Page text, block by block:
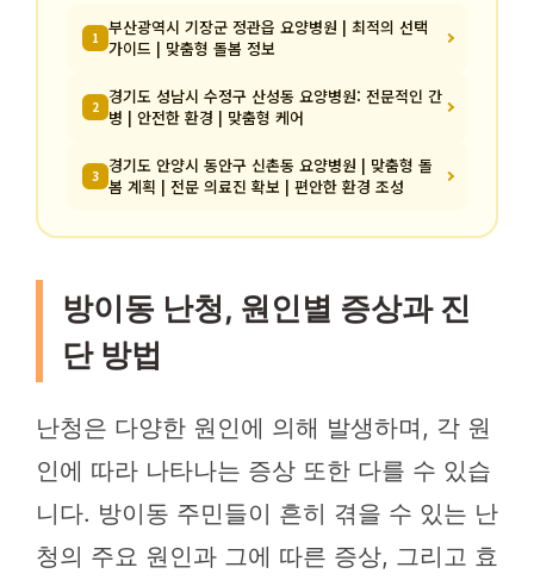
1 부산광역시 기장군 정관읍 요양병원 | 최적의 선택
가이드 | 맞춤형 돌봄 정보
2 경기도 성남시 수정구 산성동 요양병원: 전문적인 간
병 | 안전한 환경 | 맞춤형 케어
3 경기도 안양시 동안구 신촌동 요양병원 | 맞춤형 돌
봄 계획 | 전문 의료진 확보 | 편안한 환경 조성
방이동 난청, 원인별 증상과 진
단 방법
난청은 다양한 원인에 의해 발생하며, 각 원
인에 따라 나타나는 증상 또한 다를 수 있습
니다. 방이동 주민들이 흔히 겪을 수 있는 난
청의 주요 원인과 그에 따른 증상, 그리고 효